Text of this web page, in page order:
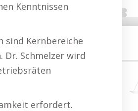
Kenntnissen
sind Kernbereiche
Schmelzer wird
erfordert.